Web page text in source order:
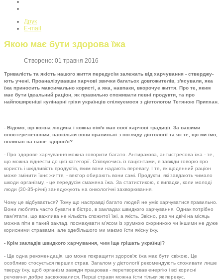
Друк
E-mail
Якою має бути здорова їжа
Створено: 01 травня 2016
Тривалість та якість нашого життя передусім залежать від харчування - стверджу­
ють учені. Проаналізувавши харчові звички багатьох довгожителів, з'ясували, яка
їжа приносить максимально користі, а яка, навпаки, вко­рочує життя. Про те, яким
має бути ідеальний раціон, як правильно споживати певні продукти, та про
найпоши­реніші кулінарні гріхи україн­ців спілкуємося з дієтологом Тетяною Припхан.
- Відомо, що кожна людина і кожна сім'я має свої харчові традиції. За вашими
спостере­женнями, наскільки вони пра­вильні з погляду дієтології та як те, що ми їмо,
впливає на наше здоров'я?
- Про здорове харчування мож­на говорити багато. Антиракова, антистресова їжа - те,
що можна віднести до цієї категорії. Спіл­куючись із пацієнтами, я завжди говорю про
користь і шкідливість продуктів, яким вони надають пе­ревагу. І те, як щоденний раціон
може змінити їхнє життя, - вектор обирають вони самі. Продукти, які завдають чимало
шкоди організму, - це передусім смажена їжа. За ста­тистикою, є випадки, коли молоді
люди (30-35-річні) занедужують на онкологічні захворювання.
Чому це відбувається? Тому що насправді багато людей не уміє харчуватися правильно.
Вони люблять часто бувати в бістро, в закладах швидкого харчування. Однак потрібно
пам'ятати, що важлива не кількість спожитої їжі, а якість. Звіс­но, раз чи двічі на місяць
можна піти в такий заклад, посмакувати м'ясом із хрумкою скоринкою чи іншими не дуже
корисними стравами, але зде­більшого ми маємо їсти якісну їжу.
- Крім закладів швидкого харчування, чим іще грішать українці?
- Ще одна рекомендація, що може покращити здоров'я: їжа має бути свіжою. Це
особливо стосується перших страв. Загалом у дієтології рекомендують споживати лише
тверду їжу, щоб організм завжди працював - перетворював енергію і всі корисні
речовини добре засво­ювалися. Перші страви можна їсти тільки як перекус.